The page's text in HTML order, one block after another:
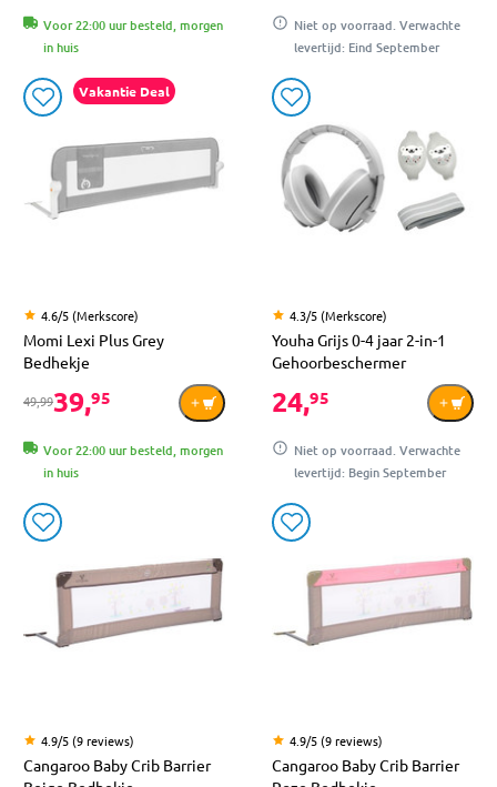
Voor 22:00 uur besteld, morgen
in huis
Niet op voorraad. Verwachte
levertijd: Eind September
Vakantie Deal
4.6/5 (Merkscore)
Momi Lexi Plus Grey
Bedhekje
49,9939,95
Voor 22:00 uur besteld, morgen
in huis
4.3/5 (Merkscore)
Youha Grijs 0-4 jaar 2-in-1
Gehoorbeschermer
24,95
Niet op voorraad. Verwachte
levertijd: Begin September
4.9/5 (9 reviews)
Cangaroo Baby Crib Barrier
4.9/5 (9 reviews)
Cangaroo Baby Crib Barrier